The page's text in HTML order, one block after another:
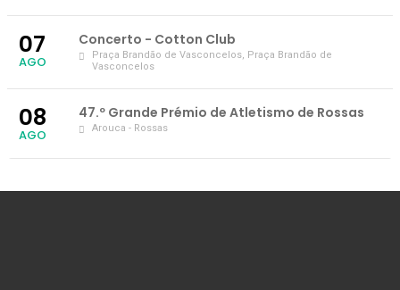
07
AGO
Concerto - Cotton Club
Praça Brandão de Vasconcelos, Praça Brandão de
Vasconcelos
08
AGO
47.º Grande Prémio de Atletismo de Rossas
Arouca - Rossas